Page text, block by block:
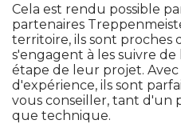
Cela est rendu possible
partenaires
territoire, ils sont proches
s'engagent à les suivre
étape de leur projet.
d'expérience, ils sont
vous conseiller, tant d'un
que technique.